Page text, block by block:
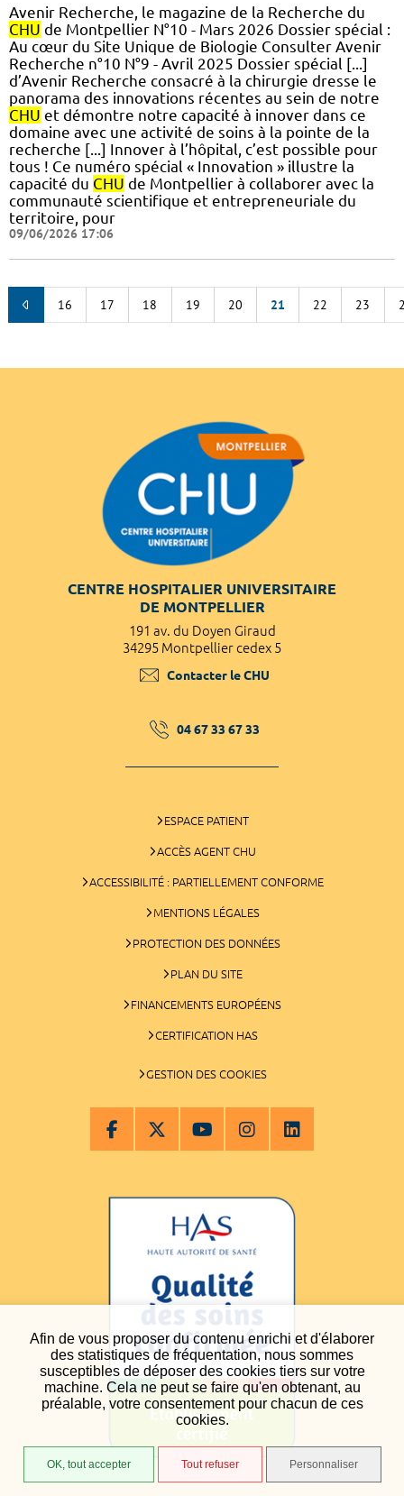
Afin de vous proposer du contenu enrichi et d'élaborer
des statistiques de fréquentation, nous sommes
susceptibles de déposer des cookies tiers sur votre
machine. Cela ne peut se faire qu'en obtenant, au
préalable, votre consentement pour chacun de ces
cookies.
OK, tout accepter Tout refuser Personnaliser
Avenir Recherche, le magazine de la Recherche du
CHU de Montpellier N°10 - Mars 2026 Dossier spécial :
Au cœur du Site Unique de Biologie Consulter Avenir
Recherche n°10 N°9 - Avril 2025 Dossier spécial [...]
d’Avenir Recherche consacré à la chirurgie dresse le
panorama des innovations récentes au sein de notre
CHU et démontre notre capacité à innover dans ce
domaine avec une activité de soins à la pointe de la
recherche [...] Innover à l’hôpital, c’est possible pour
tous ! Ce numéro spécial « Innovation » illustre la
capacité du CHU de Montpellier à collaborer avec la
communauté scientifique et entrepreneuriale du
territoire, pour
09/06/2026 17:06
16 17 18 19 20 21 22 23
CENTRE HOSPITALIER UNIVERSITAIRE
DE MONTPELLIER
191 av. du Doyen Giraud
34295 Montpellier cedex 5
Contacter le CHU
04 67 33 67 33
ESPACE PATIENT
ACCÈS AGENT CHU
ACCESSIBILITÉ : PARTIELLEMENT CONFORME
MENTIONS LÉGALES
PROTECTION DES DONNÉES
PLAN DU SITE
FINANCEMENTS EUROPÉENS
CERTIFICATION HAS
GESTION DES COOKIES